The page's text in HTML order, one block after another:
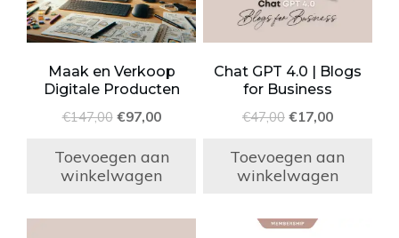
Maak en Verkoop
Digitale Producten
€147,00 Oorspronkelijke
was:
€147,00.
€97,00Huidige
is:
€97,00.
Toevoegen aan
winkelwagen
Chat GPT 4.0 | Blogs
for Business
€47,00 Oorspronkelijke
was:
€47,00.
€17,00Huidige
is:
€17,00.
Toevoegen aan
winkelwagen